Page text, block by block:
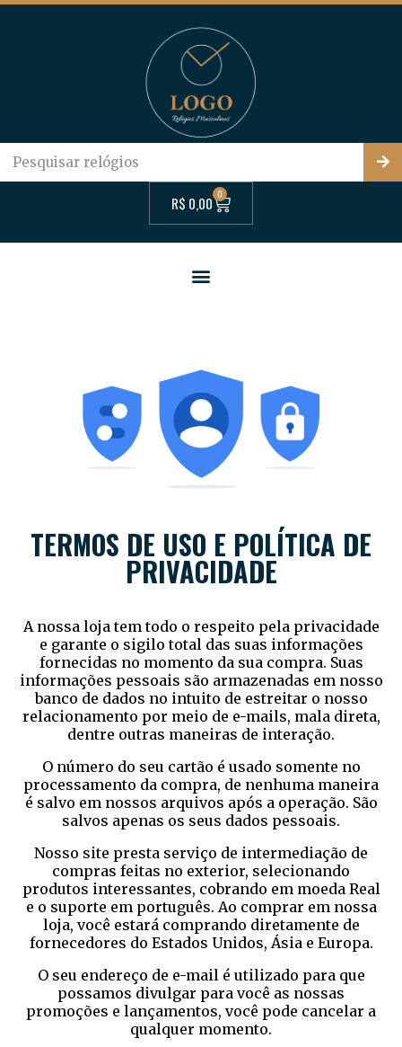
R$ 0,00 0
TERMOS DE USO E POLÍTICA DE
PRIVACIDADE
A nossa loja tem todo o respeito pela privacidade
e garante o sigilo total das suas informações
fornecidas no momento da sua compra. Suas
informações pessoais são armazenadas em nosso
banco de dados no intuito de estreitar o nosso
relacionamento por meio de e-mails, mala direta,
dentre outras maneiras de interação.
O número do seu cartão é usado somente no
processamento da compra, de nenhuma maneira
é salvo em nossos arquivos após a operação. São
salvos apenas os seus dados pessoais.
Nosso site presta serviço de intermediação de
compras feitas no exterior, selecionando
produtos interessantes, cobrando em moeda Real
e o suporte em português. Ao comprar em nossa
loja, você estará comprando diretamente de
fornecedores do Estados Unidos, Ásia e Europa.
O seu endereço de e-mail é utilizado para que
possamos divulgar para você as nossas
promoções e lançamentos, você pode cancelar a
qualquer momento.